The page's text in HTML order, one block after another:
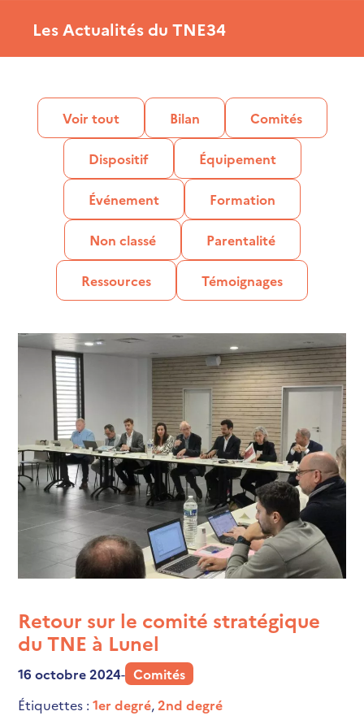
Les Actualités du TNE34
Voir tout Bilan Comités
Dispositif Équipement
Événement Formation
Non classé Parentalité
Ressources Témoignages
Retour sur le comité stratégique
du TNE à Lunel
16 octobre 2024- Comités
Étiquettes :1er degré,2nd degré